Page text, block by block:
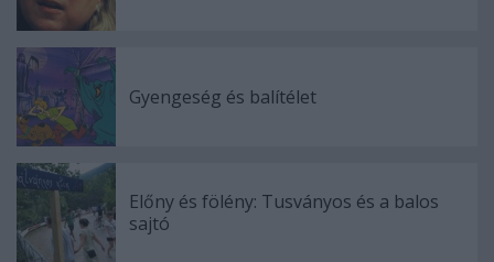
Gyengeség és balítélet
Előny és fölény: Tusványos és a balos
sajtó